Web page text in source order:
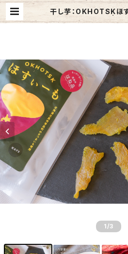
干し芋：OKHOTSKほ
あずま はね品 | 緑
1 /3